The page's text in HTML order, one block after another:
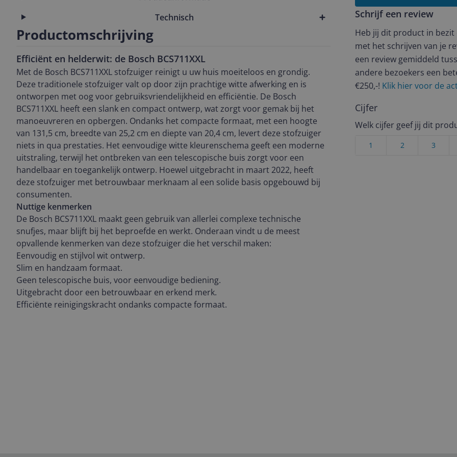
Technisch
Productomschrijving
Efficiënt en helderwit: de Bosch BCS711XXL
Met de Bosch BCS711XXL stofzuiger reinigt u uw huis moeiteloos en grondig.
Deze traditionele stofzuiger valt op door zijn prachtige witte afwerking en is
ontworpen met oog voor gebruiksvriendelijkheid en efficiëntie. De Bosch
BCS711XXL heeft een slank en compact ontwerp, wat zorgt voor gemak bij het
manoeuvreren en opbergen. Ondanks het compacte formaat, met een hoogte
van 131,5 cm, breedte van 25,2 cm en diepte van 20,4 cm, levert deze stofzuiger
niets in qua prestaties. Het eenvoudige witte kleurenschema geeft een moderne
uitstraling, terwijl het ontbreken van een telescopische buis zorgt voor een
handelbaar en toegankelijk ontwerp. Hoewel uitgebracht in maart 2022, heeft
deze stofzuiger met betrouwbaar merknaam al een solide basis opgebouwd bij
consumenten.
Nuttige kenmerken
De Bosch BCS711XXL maakt geen gebruik van allerlei complexe technische
snufjes, maar blijft bij het beproefde en werkt. Onderaan vindt u de meest
opvallende kenmerken van deze stofzuiger die het verschil maken:
Eenvoudig en stijlvol wit ontwerp.
Slim en handzaam formaat.
Geen telescopische buis, voor eenvoudige bediening.
Uitgebracht door een betrouwbaar en erkend merk.
Efficiënte reinigingskracht ondanks compacte formaat.
Schrijf een review
Heb jij dit product in bezit
met het schrijven van je
een review gemiddeld
andere bezoekers een
€250,-! Klik hier voor de
Cijfer
Welk cijfer geef jij dit
3
2
1